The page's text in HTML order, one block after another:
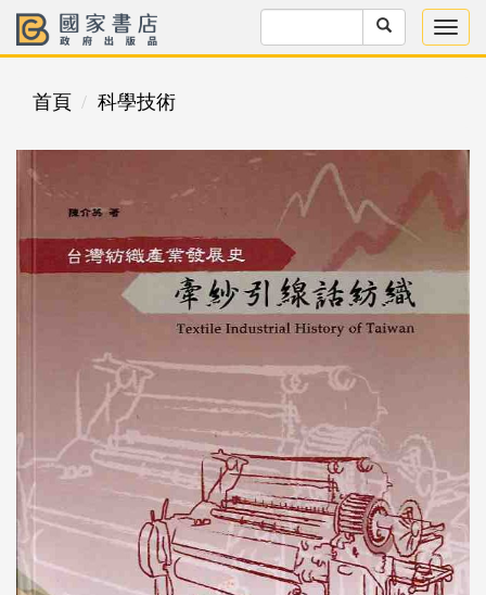
首頁 科學技術